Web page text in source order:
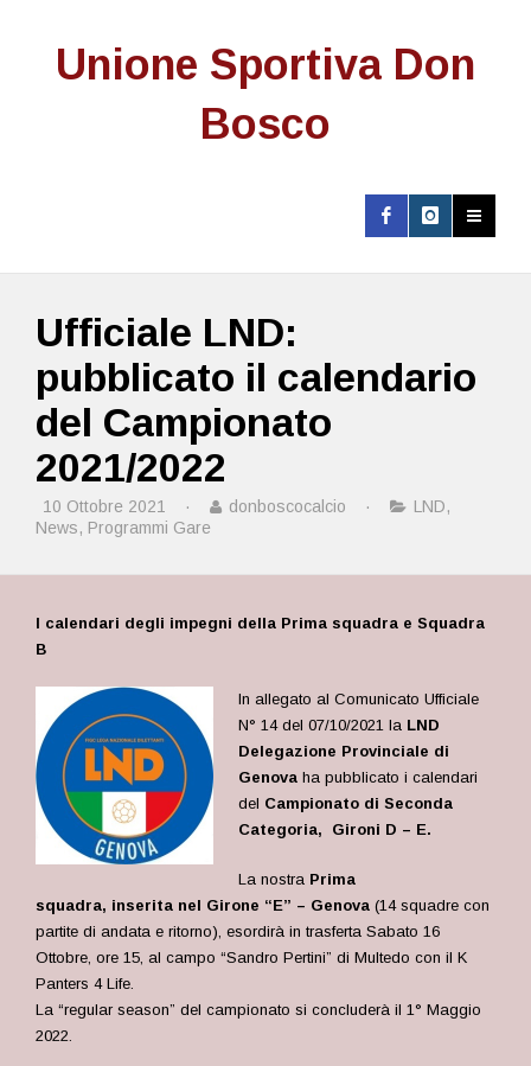
Unione Sportiva Don
Bosco
Ufficiale LND:
pubblicato il calendario
del Campionato
2021/2022
10 Ottobre 2021 · donboscocalcio · LND,
News, Programmi Gare
I calendari degli impegni della Prima squadra e Squadra
B
In allegato al Comunicato Ufficiale
N° 14 del 07/10/2021 la LND
Delegazione Provinciale di
Genovaha pubblicato i calendari
del Campionato di Seconda
Categoria, Gironi D – E.
La nostra Prima
squadra, inserita nel Girone “E” – Genova (14 squadre con
partite di andata e ritorno), esordirà in trasferta Sabato 16
Ottobre, ore 15, al campo “Sandro Pertini” di Multedo con il K
Panters 4 Life.
La “regular season” del campionato si concluderà il 1° Maggio
2022.